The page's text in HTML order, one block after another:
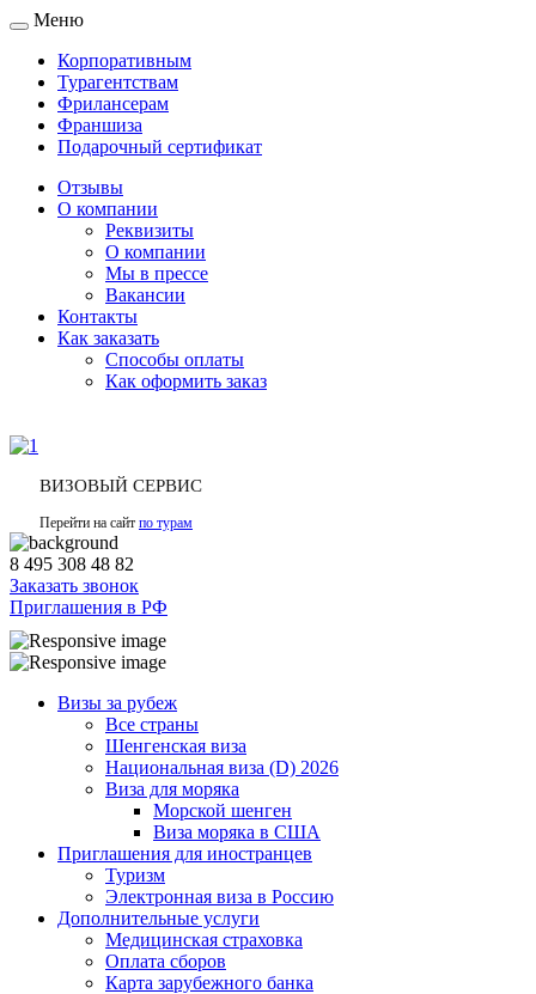
Toggle
navigation
Меню
Корпоративным
Турагентствам
Фрилансерам
Франшиза
Подарочный сертификат
Отзывы
О компании
Реквизиты
О компании
Мы в прессе
Вакансии
Контакты
Как заказать
Способы оплаты
Как оформить заказ
ВИЗОВЫЙ СЕРВИС
Перейти на сайт по турам
8 495 308 48 82
Заказать звонок
Приглашения в РФ
Визы за рубеж
Все страны
Шенгенская виза
Национальная виза (D) 2026
Виза для моряка
Морской шенген
Виза моряка в США
Приглашения для иностранцев
Туризм
Электронная виза в Россию
Дополнительные услуги
Медицинская страховка
Оплата сборов
Карта зарубежного банка